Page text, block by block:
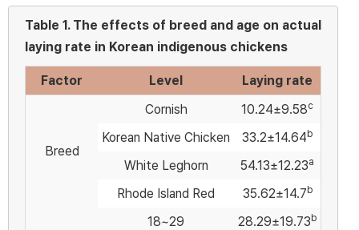
Table 1. The effects of breed and age on actual
laying rate in Korean indigenous chickens
Factor Level Laying rate
Breed
Cornish 10.24±9.58c
Korean Native Chicken 33.2±14.64b
White Leghorn 54.13±12.23a
Rhode Island Red 35.62±14.7b
18~29 28.29±19.73b